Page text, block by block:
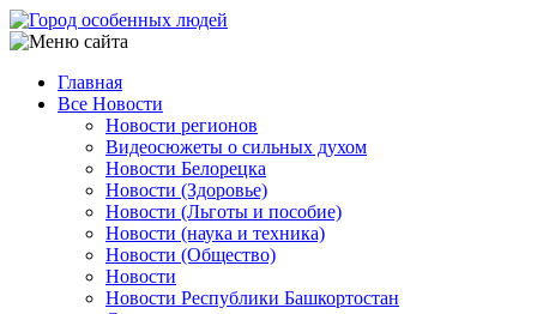
Перейти
к
содержанию
Main
navigation
Главная
Все Новости
Новости регионов
Видеосюжеты о сильных духом
Новости Белорецка
Новости (Здоровье)
Новости (Льготы и пособие)
Новости (наука и техника)
Новости (Общество)
Новости
Новости Республики Башкортостан